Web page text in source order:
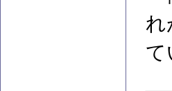
れ
て